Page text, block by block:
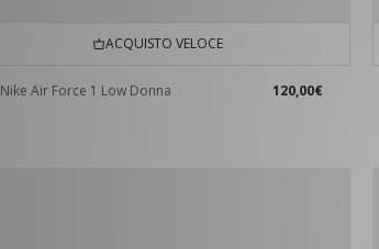
ACQUISTO VELOCE
Nike Air Force 1 Low Donna 120,00€